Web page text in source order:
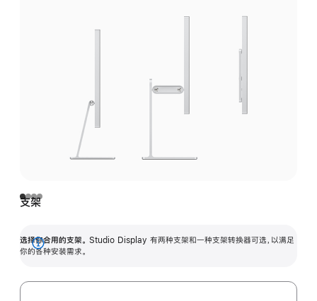
支架
选择你合用的支架。 Studio Display 有两种支架和一种支架转换器可选，以满足
你的各种安装需求。
展